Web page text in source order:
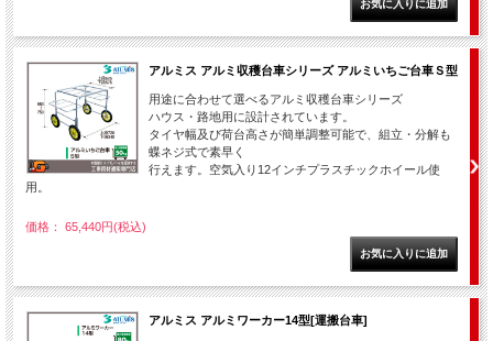
アルミス アルミ収穫台車シリーズ アルミいちご台車Ｓ型
用途に合わせて選べるアルミ収穫台車シリーズ
ハウス・路地用に設計されています。
タイヤ幅及び荷台高さが簡単調整可能で、組立・分解も
蝶ネジ式で素早く
行えます。空気入り12インチプラスチックホイール使
用。
価格： 65,440円(税込)
アルミス アルミワーカー14型[運搬台車]